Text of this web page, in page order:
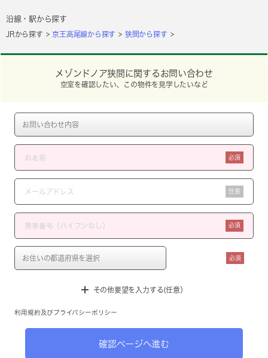
沿線・駅から探す
JRから探す 京王高尾線から探す 狭間から探す
メゾンドノア狭間に関するお問い合わせ
空室を確認したい、この物件を見学したいなど
必須
任意
必須
必須
その他要望を入力する(任意）
利用規約 及び プライバシーポリシー
確認ページへ進む